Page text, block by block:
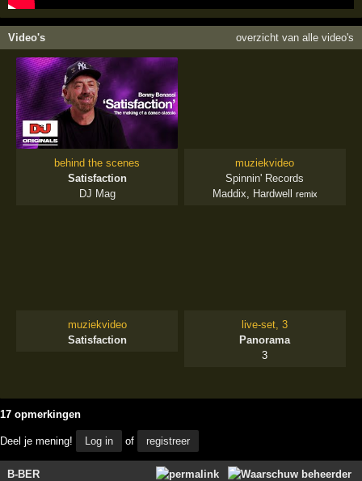
Video's overzicht van alle video's
behind the scenes
Satisfaction
DJ Mag
muziekvideo
Spinnin' Records
Maddix
Hardwell remix
muziekvideo
Satisfaction
live-set, 3
Panorama
3
17 opmerkingen
Deel je mening! Log in of registreer
B-BER